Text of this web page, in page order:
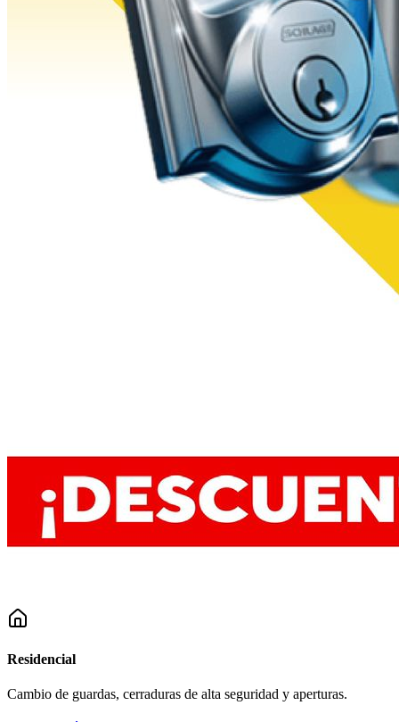
Residencial
Cambio de guardas, cerraduras de alta seguridad y aperturas.